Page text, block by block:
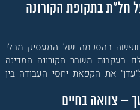
חל"ת בתקופת הקורונה
בהסכמה של המעסיק מבלי
בעקבות משבר הקורונה המדינה
את הקפאת יחסי העבודה בין
– צוואה בחיים